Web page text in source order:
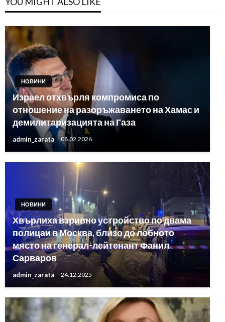
НОВИНИ
Израел отхвърля компромиса по
отношение на разоръжаването на Хамас и
демилитаризацията на Газа
admin_zarata 08.02.2026
НОВИНИ
Хвърлиха взривно устройство по двама
полицаи в Москва, близо до лобното
място на генерал-лейтенант Фанил
Сарваров
admin_zarata 24.12.2025